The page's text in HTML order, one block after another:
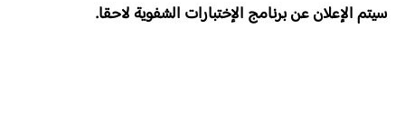
سيتم الإعلان عن برنامج الإختبارات الشفوية لاحقا.